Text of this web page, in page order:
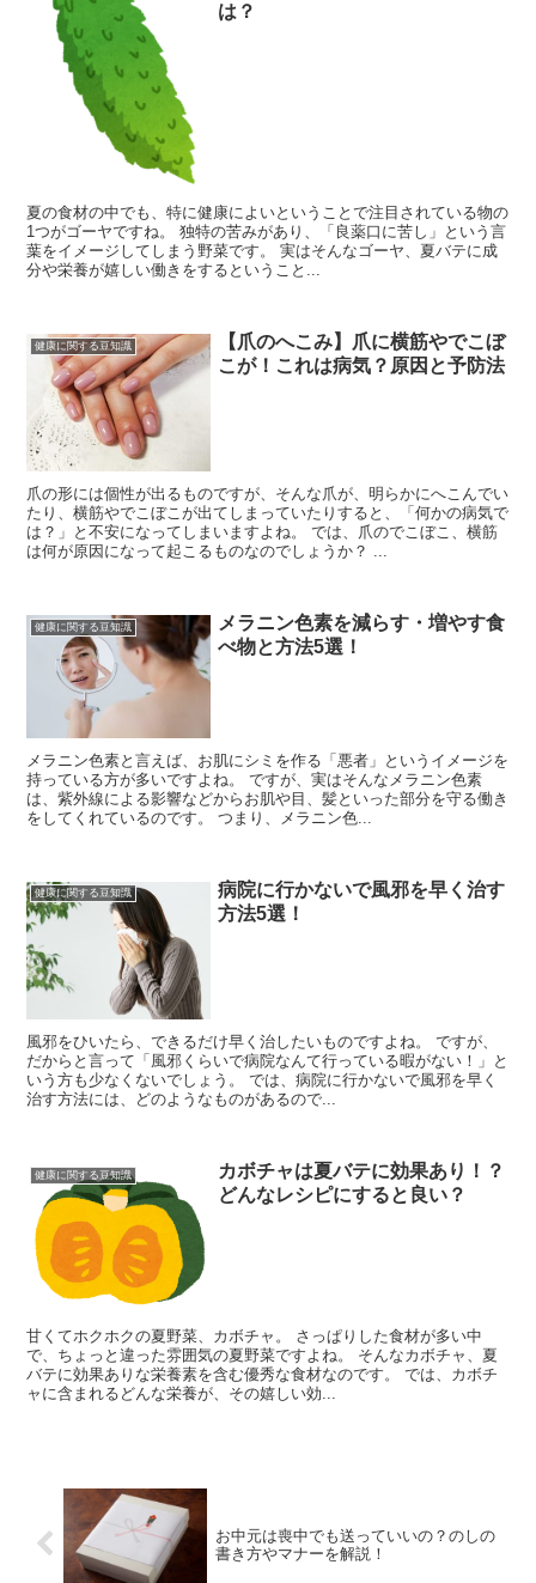
は？
夏の食材の中でも、特に健康によいということで注目されている物の
1つがゴーヤですね。 独特の苦みがあり、「良薬口に苦し」という言
葉をイメージしてしまう野菜です。 実はそんなゴーヤ、夏バテに成
分や栄養が嬉しい働きをするということ...
健康に関する豆知識
【爪のへこみ】爪に横筋やでこぼ
こが！これは病気？原因と予防法
爪の形には個性が出るものですが、そんな爪が、明らかにへこんでい
たり、横筋やでこぼこが出てしまっていたりすると、「何かの病気で
は？」と不安になってしまいますよね。 では、爪のでこぼこ、横筋
は何が原因になって起こるものなのでしょうか？ ...
健康に関する豆知識
メラニン色素を減らす・増やす食
べ物と方法5選！
メラニン色素と言えば、お肌にシミを作る「悪者」というイメージを
持っている方が多いですよね。 ですが、実はそんなメラニン色素
は、紫外線による影響などからお肌や目、髪といった部分を守る働き
をしてくれているのです。 つまり、メラニン色...
健康に関する豆知識
病院に行かないで風邪を早く治す
方法5選！
風邪をひいたら、できるだけ早く治したいものですよね。 ですが、
だからと言って「風邪くらいで病院なんて行っている暇がない！」と
いう方も少なくないでしょう。 では、病院に行かないで風邪を早く
治す方法には、どのようなものがあるので...
健康に関する豆知識
カボチャは夏バテに効果あり！？
どんなレシピにすると良い？
甘くてホクホクの夏野菜、カボチャ。 さっぱりした食材が多い中
で、ちょっと違った雰囲気の夏野菜ですよね。 そんなカボチャ、夏
バテに効果ありな栄養素を含む優秀な食材なのです。 では、カボチ
ャに含まれるどんな栄養が、その嬉しい効...
お中元は喪中でも送っていいの？のしの
書き方やマナーを解説！